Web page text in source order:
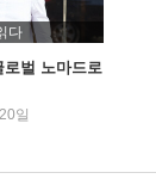
tip
위한 경험 쌓기
나이 제한은 없다
취업 레시피 만들기
다
벌 노마드로
일